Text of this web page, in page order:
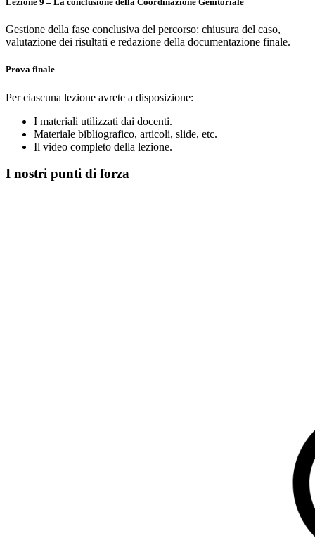
Gestione della fase conclusiva del percorso: chiusura del caso,
valutazione dei risultati e redazione della documentazione finale.
Prova finale
Per ciascuna lezione avrete a disposizione:
I materiali utilizzati dai docenti.
Materiale bibliografico, articoli, slide, etc.
Il video completo della lezione.
I nostri punti di forza